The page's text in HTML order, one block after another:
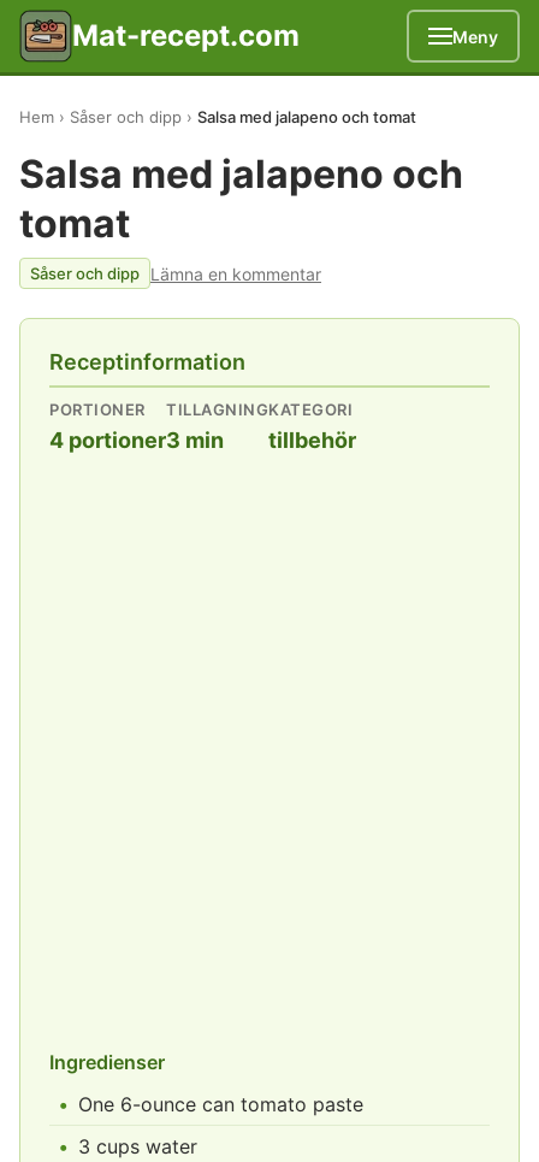
Mat-recept.com Meny
Hem Såser och dipp Salsa med jalapeno och tomat
Salsa med jalapeno och
tomat
Såser och dipp Lämna en kommentar
Receptinformation
PORTIONER
4 portioner
TILLAGNING
3 min
KATEGORI
tillbehör
Ingredienser
One 6-ounce can tomato paste
3 cups water